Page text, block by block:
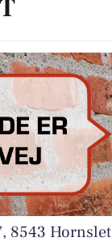
8543 Hornslet